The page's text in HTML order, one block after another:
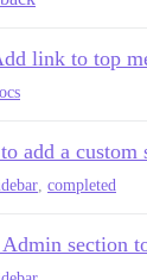
link to top
add a custom
completed
section